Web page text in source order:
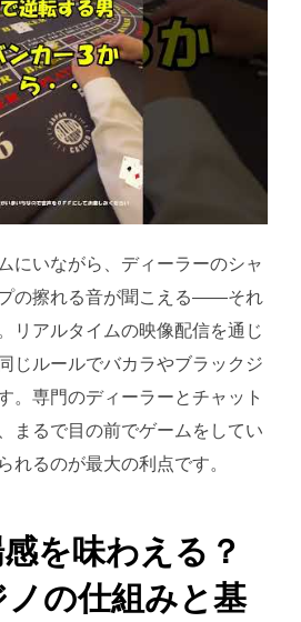
にいながら、ディーラーのシャ
の擦れる音が聞こえる――それ
リアルタイムの映像配信を通じ
じルールでバカラやブラックジ
。専門のディーラーとチャット
まるで目の前でゲームをしてい
れるのが最大の利点です。
を味わえる？
の仕組みと基